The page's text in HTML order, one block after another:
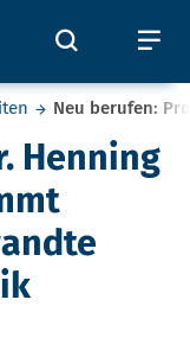
Öffnet
Neu berufen:
Henning